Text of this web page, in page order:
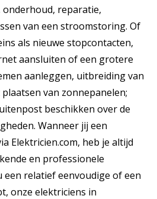
reparatie,
van een stroomstoring. Of
als nieuwe stopcontacten,
aansluiten of een grotere
aanleggen, uitbreiding van
van zonnepanelen;
beschikken over de
Wanneer jij een
Elektricien.com, heb je altijd
en professionele
een relatief eenvoudige of een
onze elektriciens in